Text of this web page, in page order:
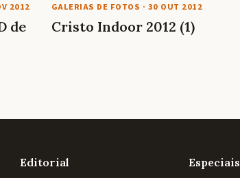
2012
de
GALERIAS DE FOTOS · 30 OUT 2012
Cristo Indoor 2012 (1)
Editorial Especiais